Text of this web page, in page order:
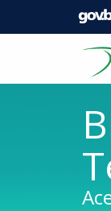
Pular para o